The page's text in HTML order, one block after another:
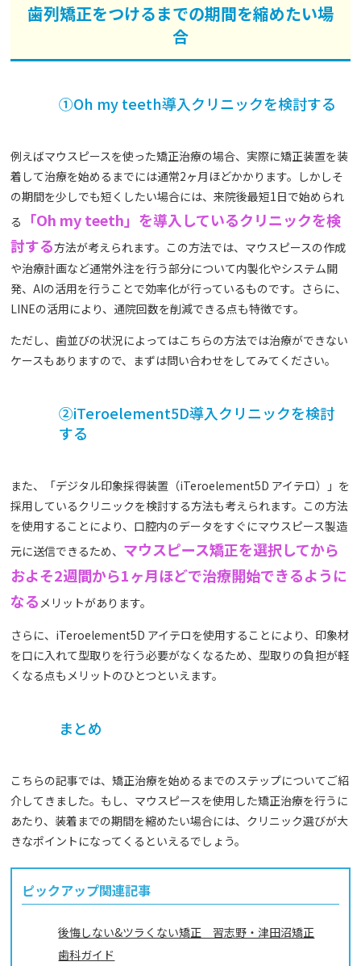
歯列矯正をつけるまでの期間を縮めたい場
合
①Oh my teeth導入クリニックを検討する
例えばマウスピースを使った矯正治療の場合、実際に矯正装置を装
着して治療を始めるまでには通常2ヶ月ほどかかります。しかしそ
の期間を少しでも短くしたい場合には、来院後最短1日で始められ
る
「Oh my teeth」を導入しているクリニックを検
討する方法が考えられます。この方法では、マウスピースの作成
や治療計画など通常外注を行う部分について内製化やシステム開
発、AIの活用を行うことで効率化が行っているものです。さらに、
LINEの活用により、通院回数を削減できる点も特徴です。
ただし、歯並びの状況によってはこちらの方法では治療ができない
ケースもありますので、まずは問い合わせをしてみてください。
②iTeroelement5D導入クリニックを検討
する
また、「デジタル印象採得装置（iTeroelement5D アイテロ）」を
採用しているクリニックを検討する方法も考えられます。この方法
を使用することにより、口腔内のデータをすぐにマウスピース製造
元に送信できるため、 マウスピース矯正を選択してから
およそ2週間から1ヶ月ほどで治療開始できるように
なるメリットがあります。
さらに、iTeroelement5D アイテロを使用することにより、印象材
を口に入れて型取りを行う必要がなくなるため、型取りの負担が軽
くなる点もメリットのひとつといえます。
まとめ
こちらの記事では、矯正治療を始めるまでのステップについてご紹
介してきました。もし、マウスピースを使用した矯正治療を行うに
あたり、装着までの期間を縮めたい場合には、クリニック選びが大
きなポイントになってくるといえるでしょう。
ピックアップ関連記事
後悔しない&ツラくない矯正 習志野・津田沼矯正
歯科ガイド